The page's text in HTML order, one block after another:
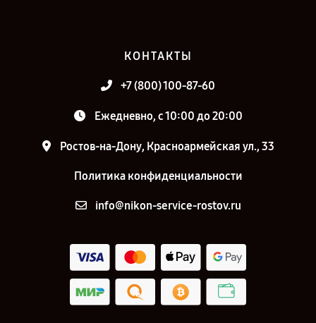
КОНТАКТЫ
+7 (800) 100-87-60
Ежедневно, с 10:00 до 20:00
Ростов-на-Дону, Красноармейская ул., 33
Политика конфиденциальности
info@nikon-service-rostov.ru